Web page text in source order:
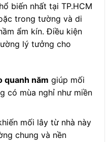
biến nhất tại TP.HCM
trong tường và di
ẩm kín. Điều kiện
lý tưởng cho
quanh năm giúp mối
có mùa nghỉ như miền
mối lây từ nhà này
chung và nền